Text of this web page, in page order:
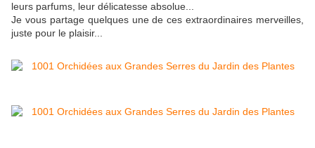
leurs parfums, leur délicatesse absolue...
Je vous partage quelques une de ces extraordinaires merveilles,
juste pour le plaisir...